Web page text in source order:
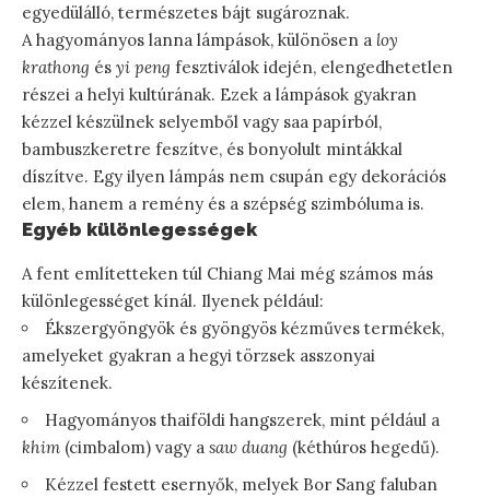
egyedülálló, természetes bájt sugároznak.
A hagyományos lanna lámpások, különösen a loy
krathong és yi peng fesztiválok idején, elengedhetetlen
részei a helyi kultúrának. Ezek a lámpások gyakran
kézzel készülnek selyemből vagy saa papírból,
bambuszkeretre feszítve, és bonyolult mintákkal
díszítve. Egy ilyen lámpás nem csupán egy dekorációs
elem, hanem a remény és a szépség szimbóluma is.
Egyéb különlegességek
A fent említetteken túl Chiang Mai még számos más
különlegességet kínál. Ilyenek például:
Ékszergyöngyök és gyöngyös kézműves termékek,
amelyeket gyakran a hegyi törzsek asszonyai
készítenek.
Hagyományos thaiföldi hangszerek, mint például a
khim (cimbalom) vagy a saw duang (kéthúros hegedű).
Kézzel festett esernyők, melyek Bor Sang faluban